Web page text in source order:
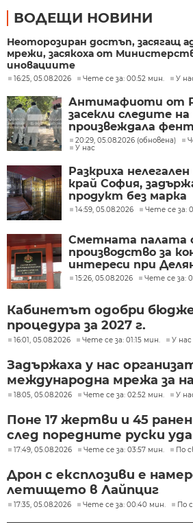
ВОДЕЩИ НОВИНИ
Неоторозиран достъп, засягащ
мрежи, засякоха от
иновациите
16:25, 05.08.2026 Чете се за: 00:52 мин. У
Антимафиоти от
засекли следите
произвеждала
20:29, 05.08.2026 (обновена)
У нас
Разкриха
край София,
продукт без марка
14:59, 05.08.2026 Чете се за:
Сметната палата
производство за
интереси при
15:26, 05.08.2026 Чете се за:
Кабинетът одобри
процедура за 2027 г.
16:01, 05.08.2026 Чете се за: 01:15 мин. У нас
Задържаха у нас
международна мрежа за
18:05, 05.08.2026 Чете се за: 02:52 мин. У
Поне 17 жертви и 45
след поредните руски
17:49, 05.08.2026 Чете се за: 03:57 мин. По
Дрон с експлозиви е
летището в Лайпциг
17:35, 05.08.2026 Чете се за: 00:40 мин. По